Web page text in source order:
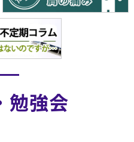
勉強会